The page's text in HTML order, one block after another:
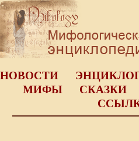
НОВОСТИ
МИФЫ
СКАЗКИ